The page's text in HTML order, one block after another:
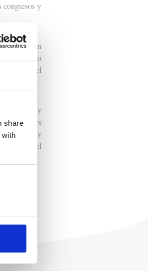
share
congresos y
en
como
del
(SEAAV) y
Animales
y
a nivel